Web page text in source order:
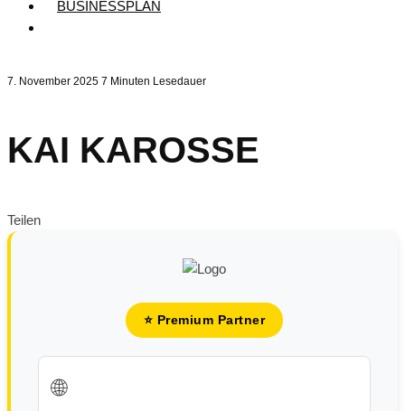
BUSINESSPLAN
7. November 2025 7 Minuten Lesedauer
KAI KAROSSE
Teilen
⭐ Premium Partner
🌐